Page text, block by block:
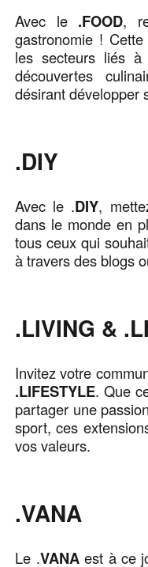
Avec le .FOOD,
gastronomie !
les secteurs liés à
découvertes
désirant développer
.DIY
Avec le .DIY,
dans le monde en
tous ceux qui
à travers des blogs
.LIVING &
Invitez votre
.LIFESTYLE. Que
partager une
sport, ces
vos valeurs.
.VANA
Le .VANAest à ce